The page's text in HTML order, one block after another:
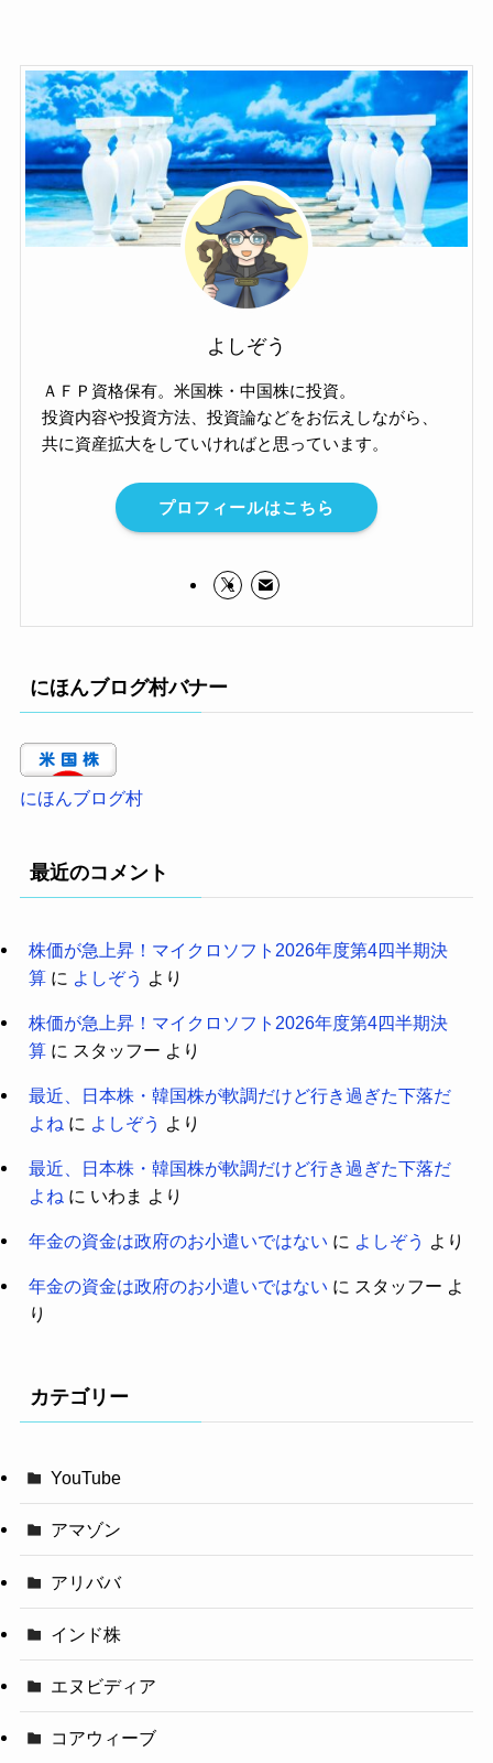
よしぞう
ＡＦＰ資格保有。米国株・中国株に投資。
投資内容や投資方法、投資論などをお伝えしながら、
共に資産拡大をしていければと思っています。
プロフィールはこちら
にほんブログ村バナー
にほんブログ村
最近のコメント
株価が急上昇！マイクロソフト2026年度第4四半期決
算に よしぞう より
株価が急上昇！マイクロソフト2026年度第4四半期決
算に スタッフー より
最近、日本株・韓国株が軟調だけど行き過ぎた下落だ
よね に よしぞう より
最近、日本株・韓国株が軟調だけど行き過ぎた下落だ
よね に いわま より
年金の資金は政府のお小遣いではない に よしぞう より
年金の資金は政府のお小遣いではない に スタッフー よ
り
カテゴリー
YouTube
アマゾン
アリババ
インド株
エヌビディア
コアウィーブ